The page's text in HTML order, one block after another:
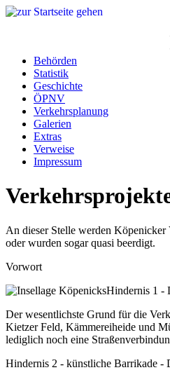
Behörden
Statistik
Geschichte
ÖPNV
Verkehrsplanung
Galerien
Extras
Verweise
Impressum
An dieser Stelle werden Köpenicker
oder wurden sogar quasi beerdigt.
Vorwort
Hindernis 1 -
Der wesentlichste Grund für die
Kietzer Feld, Kämmereiheide und
lediglich noch eine
Hindernis 2 - künstliche Barrikade -